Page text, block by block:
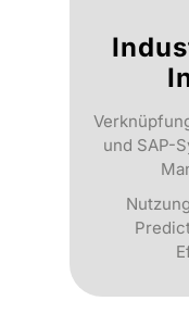
und SAP-